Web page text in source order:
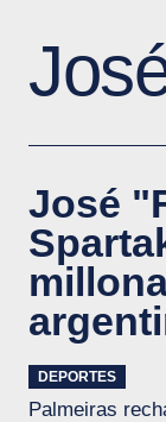
José
DEPORTES
Palmeiras